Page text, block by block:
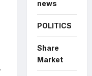
news
POLITICS
Share
Market